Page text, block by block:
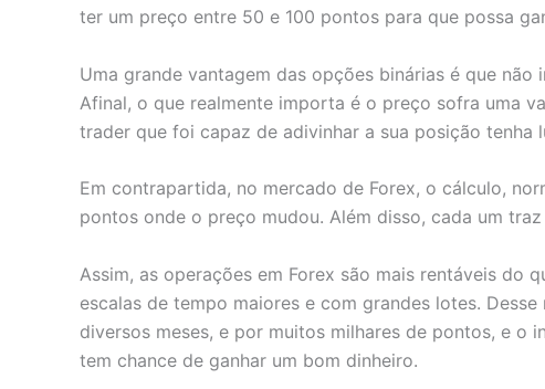
ter um preço entre 50 e 100 pontos para que possa
Uma grande vantagem das opções binárias é que
Afinal, o que realmente importa é o preço sofra uma
trader que foi capaz de adivinhar a sua posição tenha
Em contrapartida, no mercado de Forex, o cálculo,
pontos onde o preço mudou. Além disso, cada um
Assim, as operações em Forex são mais rentáveis do
escalas de tempo maiores e com grandes lotes.
diversos meses, e por muitos milhares de pontos, e o
tem chance de ganhar um bom dinheiro.